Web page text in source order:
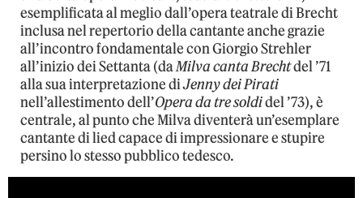
esemplificata al meglio dall’opera teatrale di Brecht
inclusa nel repertorio della cantante anche grazie
all’incontro fondamentale con Giorgio Strehler
all’inizio dei Settanta (daMilva canta Brechtdel ’71
alla sua interpretazione diJenny dei Pirati
nell’allestimento dell’Opera da tre soldidel ’73), è
centrale, al punto che Milva diventerà un’esemplare
cantante di lied capace di impressionare e stupire
persino lo stesso pubblico tedesco.